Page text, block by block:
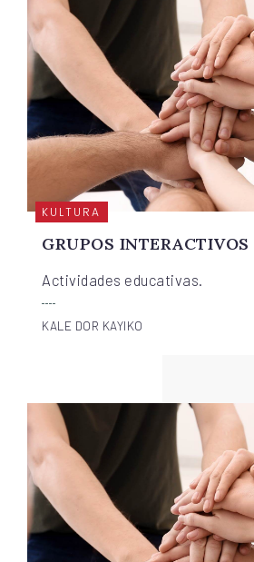
KULTURA
GRUPOS INTERACTIVOS
Actividades educativas.
KALE DOR KAYIKO